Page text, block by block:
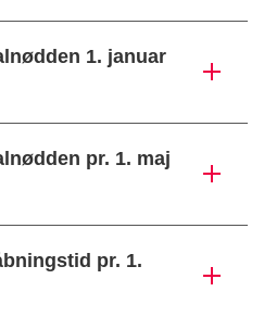
1. januar
pr. 1. maj
pr. 1.